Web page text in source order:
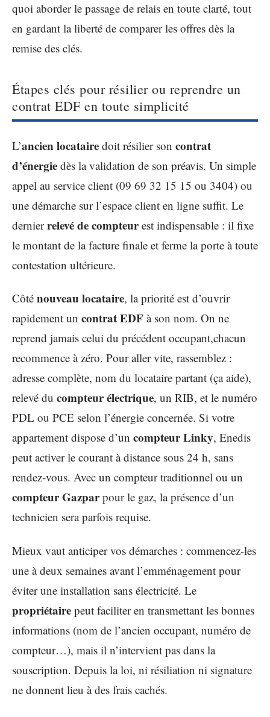
quoi aborder le passage de relais en toute clarté, tout
en gardant la liberté de comparer les offres dès la
remise des clés.
Étapes clés pour résilier ou reprendre un
contrat EDF en toute simplicité
L’ancien locataire doit résilier son contrat
d’énergie dès la validation de son préavis. Un simple
appel au service client (09 69 32 15 15 ou 3404) ou
une démarche sur l’espace client en ligne suffit. Le
dernierrelevé de compteurest indispensable : il fixe
le montant de la facture finale et ferme la porte à toute
contestation ultérieure.
Côté nouveau locataire, la priorité est d’ouvrir
rapidement un contrat EDF à son nom. On ne
reprend jamais celui du précédent occupant,chacun
recommence à zéro. Pour aller vite, rassemblez :
adresse complète, nom du locataire partant (ça aide),
relevé du compteur électrique, un RIB, et le numéro
PDL ou PCE selon l’énergie concernée. Si votre
appartement dispose d’un compteur Linky, Enedis
peut activer le courant à distance sous 24 h, sans
rendez-vous. Avec un compteur traditionnel ou un
compteur Gazparpour le gaz, la présence d’un
technicien sera parfois requise.
Mieux vaut anticiper vos démarches : commencez-les
une à deux semaines avant l’emménagement pour
éviter une installation sans électricité. Le
propriétaire peut faciliter en transmettant les bonnes
informations (nom de l’ancien occupant, numéro de
compteur…), mais il n’intervient pas dans la
souscription. Depuis la loi, ni résiliation ni signature
ne donnent lieu à des frais cachés.